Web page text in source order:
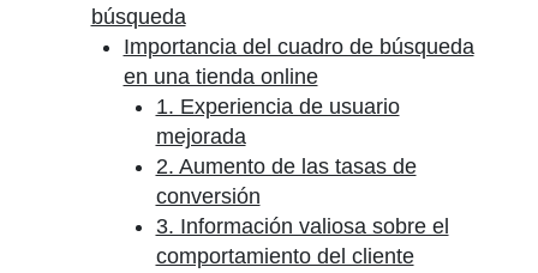
búsqueda
Importancia del cuadro de búsqueda
en una tienda online
1. Experiencia de usuario
mejorada
2. Aumento de las tasas de
conversión
3. Información valiosa sobre el
comportamiento del cliente